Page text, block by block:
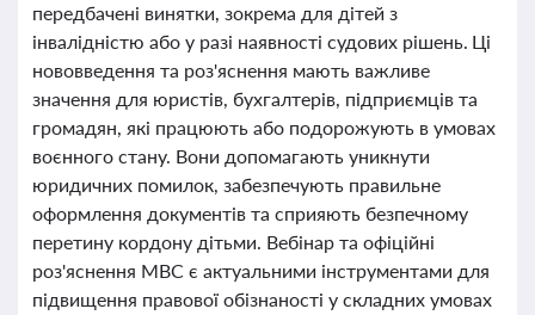
передбачені винятки, зокрема для дітей з
інвалідністю або у разі наявності судових рішень. Ці
нововведення та роз'яснення мають важливе
значення для юристів, бухгалтерів, підприємців та
громадян, які працюють або подорожують в умовах
воєнного стану. Вони допомагають уникнути
юридичних помилок, забезпечують правильне
оформлення документів та сприяють безпечному
перетину кордону дітьми. Вебінар та офіційні
роз'яснення МВС є актуальними інструментами для
підвищення правової обізнаності у складних умовах